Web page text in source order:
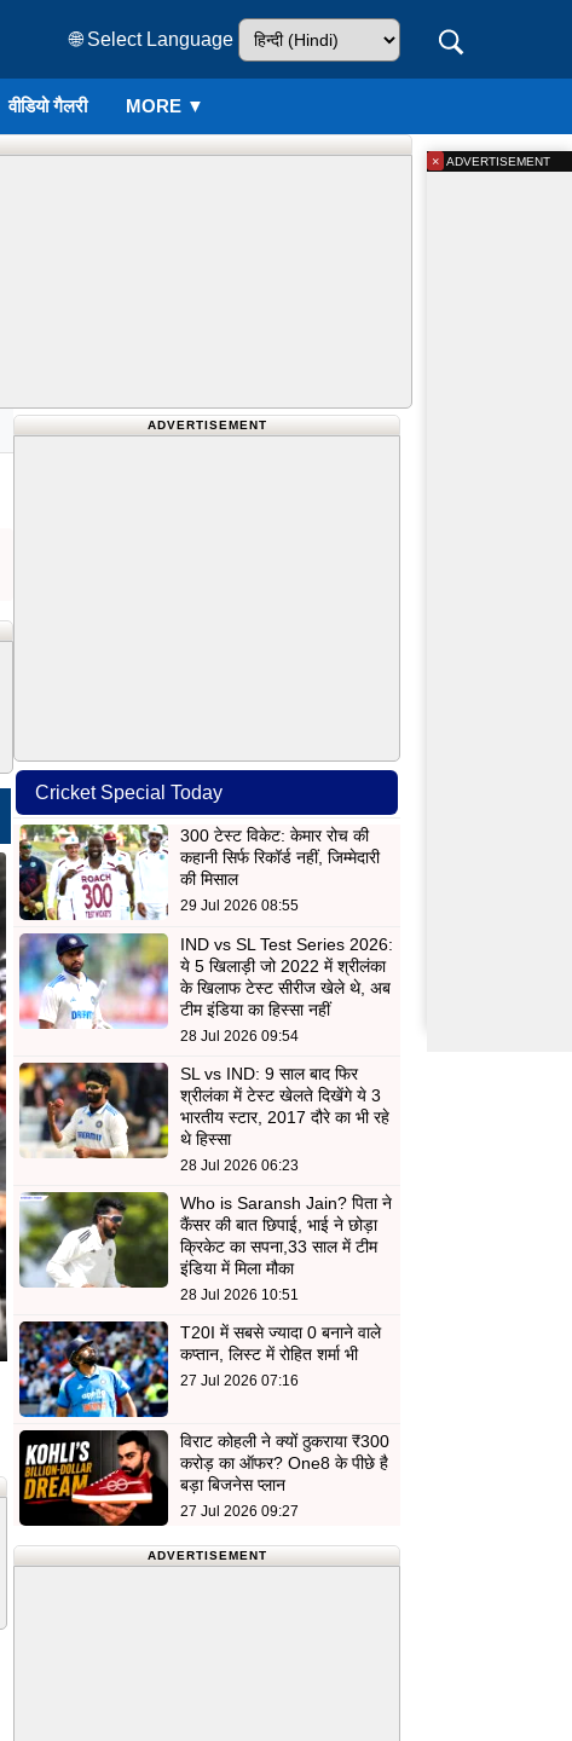
🌐 Select Language
वीडियो गैलरी MORE ▼
ADVERTISEMENT
Cricket Special Today
300 टेस्ट विकेट: केमार रोच की
कहानी सिर्फ रिकॉर्ड नहीं, जिम्मेदारी
की मिसाल
29 Jul 2026 08:55
IND vs SL Test Series 2026:
ये 5 खिलाड़ी जो 2022 में श्रीलंका
के खिलाफ टेस्ट सीरीज खेले थे, अब
टीम इंडिया का हिस्सा नहीं
28 Jul 2026 09:54
SL vs IND: 9 साल बाद फिर
श्रीलंका में टेस्ट खेलते दिखेंगे ये 3
भारतीय स्टार, 2017 दौरे का भी रहे
थे हिस्सा
28 Jul 2026 06:23
Who is Saransh Jain? पिता ने
कैंसर की बात छिपाई, भाई ने छोड़ा
क्रिकेट का सपना,33 साल में टीम
इंडिया में मिला मौका
28 Jul 2026 10:51
T20I में सबसे ज्यादा 0 बनाने वाले
कप्तान, लिस्ट में रोहित शर्मा भी
27 Jul 2026 07:16
विराट कोहली ने क्यों ठुकराया ₹300
करोड़ का ऑफर? One8 के पीछे है
बड़ा बिजनेस प्लान
27 Jul 2026 09:27
ADVERTISEMENT
ADVERTISEMENT
×